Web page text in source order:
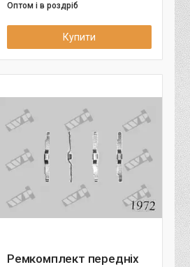
Оптом і в роздріб
Купити
Ремкомплект передніх